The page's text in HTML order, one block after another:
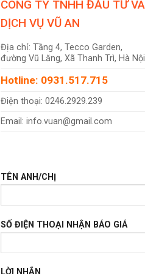
CÔNG TY TNHH ĐẦU TƯ VÀ
DỊCH VỤ VŨ AN
Địa chỉ: Tầng 4, Tecco Garden,
đường Vũ Lăng, Xã Thanh Trì, Hà Nội
Hotline: 0931.517.715
Điện thoại: 0246.2929.239
Email: info.vuan@gmail.com
TÊN ANH/CHỊ
SỐ ĐIỆN THOẠI NHẬN BÁO GIÁ